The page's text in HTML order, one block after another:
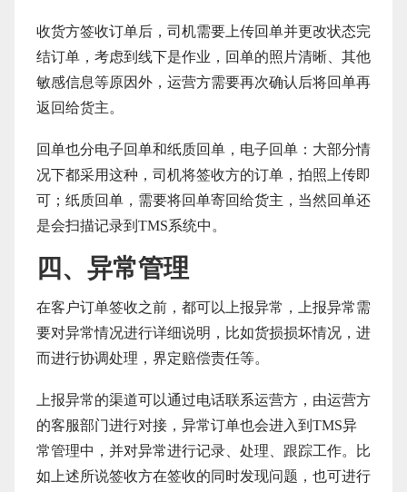
收货方签收订单后，司机需要上传回单并更改状态完
结订单，考虑到线下是作业，回单的照片清晰、其他
敏感信息等原因外，运营方需要再次确认后将回单再
返回给货主。
回单也分电子回单和纸质回单，电子回单：大部分情
况下都采用这种，司机将签收方的订单，拍照上传即
可；纸质回单，需要将回单寄回给货主，当然回单还
是会扫描记录到TMS系统中。
四、异常管理
在客户订单签收之前，都可以上报异常，上报异常需
要对异常情况进行详细说明，比如货损损坏情况，进
而进行协调处理，界定赔偿责任等。
上报异常的渠道可以通过电话联系运营方，由运营方
的客服部门进行对接，异常订单也会进入到TMS异
常管理中，并对异常进行记录、处理、跟踪工作。比
如上述所说签收方在签收的同时发现问题，也可进行